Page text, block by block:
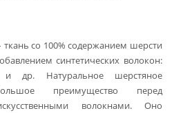
ткань со 100% содержанием шерсти
синтетических волокон:
и др. Натуральное шерстяное
преимущество перед
волокнами. Оно